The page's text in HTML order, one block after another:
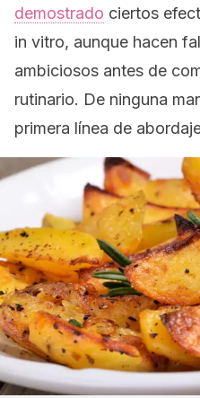
demostrado ciertos
in vitro, aunque hacen
ambiciosos antes de
rutinario. De ninguna
primera línea de